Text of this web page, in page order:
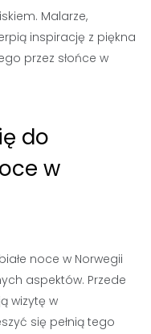
Malarze,
inspirację z piękna
przez słońce w
do
w
noce w Norwegii
aspektów. Przede
wizytę w
się pełnią tego